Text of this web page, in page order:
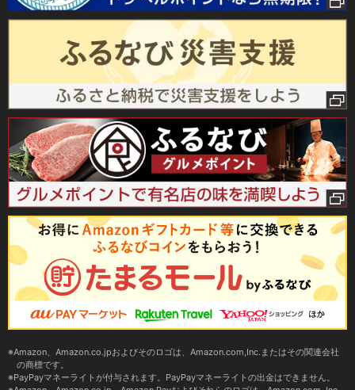
Amazon、Amazon.co.jpおよびそのロゴは、Amazon.com,Inc.またはその関連会社
の商標です。
PayPayマネーライトが付与されます。PayPayマネーライトの出金はできません。